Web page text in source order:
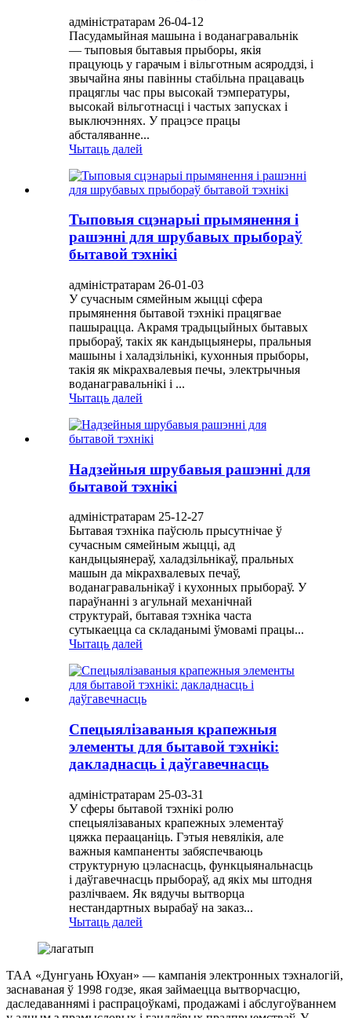
адміністратарам 26-04-12
Пасудамыйная машына і воданагравальнік
— тыповыя бытавыя прыборы, якія
працуюць у гарачым і вільготным асяроддзі, і
звычайна яны павінны стабільна працаваць
працяглы час пры высокай тэмпературы,
высокай вільготнасці і частых запусках і
выключэннях. У працэсе працы
абсталяванне...
Чытаць далей
Тыповыя сцэнарыі прымянення і
рашэнні для шрубавых прыбораў
бытавой тэхнікі
адміністратарам 26-01-03
У сучасным сямейным жыцці сфера
прымянення бытавой тэхнікі працягвае
пашырацца. Акрамя традыцыйных бытавых
прыбораў, такіх як кандыцыянеры, пральныя
машыны і халадзільнікі, кухонныя прыборы,
такія як мікрахвалевыя печы, электрычныя
воданагравальнікі і ...
Чытаць далей
Надзейныя шрубавыя рашэнні для
бытавой тэхнікі
адміністратарам 25-12-27
Бытавая тэхніка паўсюль прысутнічае ў
сучасным сямейным жыцці, ад
кандыцыянераў, халадзільнікаў, пральных
машын да мікрахвалевых печаў,
воданагравальнікаў і кухонных прыбораў. У
параўнанні з агульнай механічнай
структурай, бытавая тэхніка часта
сутыкаецца са складанымі ўмовамі працы...
Чытаць далей
Спецыялізаваныя крапежныя
элементы для бытавой тэхнікі:
дакладнасць і даўгавечнасць
адміністратарам 25-03-31
У сферы бытавой тэхнікі ролю
спецыялізаваных крапежных элементаў
цяжка пераацаніць. Гэтыя невялікія, але
важныя кампаненты забяспечваюць
структурную цэласнасць, функцыянальнасць
і даўгавечнасць прыбораў, ад якіх мы штодня
разлічваем. Як вядучы вытворца
нестандартных вырабаў на заказ...
Чытаць далей
ТАА «Дунгуань Юхуан» — кампанія электронных тэхналогій,
заснаваная ў 1998 годзе, якая займаецца вытворчасцю,
даследаваннямі і распрацоўкамі, продажамі і абслугоўваннем